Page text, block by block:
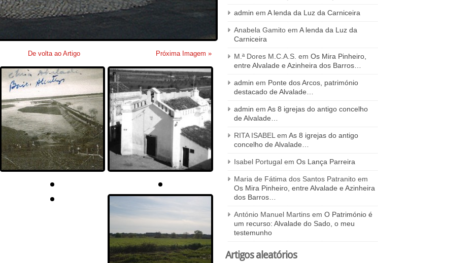
De volta ao Artigo Próxima Imagem »
admin em A lenda da Luz da Carniceira
Anabela Gamito em A lenda da Luz da
Carniceira
M.ª Dores M.C.A.S. em Os Mira Pinheiro,
entre Alvalade e Azinheira dos Barros…
admin em Ponte dos Arcos, património
destacado de Alvalade…
admin em As 8 igrejas do antigo concelho
de Alvalade…
RITA ISABEL em As 8 igrejas do antigo
concelho de Alvalade…
Isabel Portugal em Os Lança Parreira
Maria de Fátima dos Santos Patranito em
Os Mira Pinheiro, entre Alvalade e Azinheira
dos Barros…
António Manuel Martins em O Património é
um recurso: Alvalade do Sado, o meu
testemunho
Artigos aleatórios